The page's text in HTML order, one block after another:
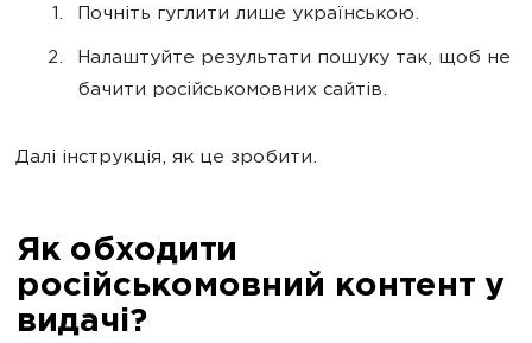
Почніть гуглити лише українською.
Налаштуйте результати пошуку так, щоб не
бачити російськомовних сайтів.
Далі інструкція, як це зробити.
Як обходити
російськомовний контент у
видачі?